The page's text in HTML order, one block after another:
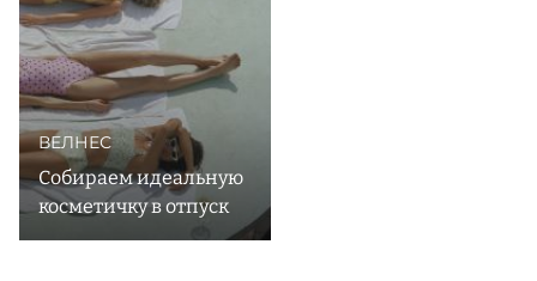
ВЕЛНЕС
Собираем идеальную
косметичку в отпуск